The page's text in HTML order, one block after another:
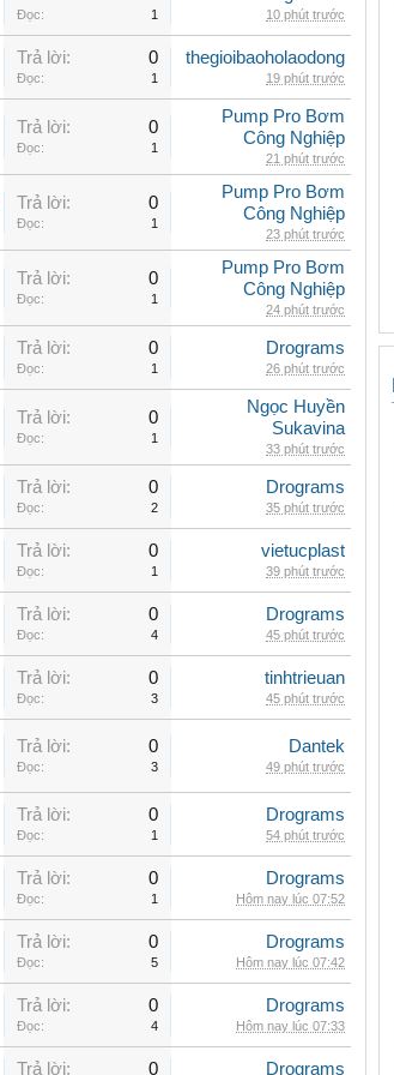
Đọc: 1 10 phút trước
Trả lời: 0
Đọc: 1
thegioibaoholaodong
19 phút trước
Trả lời: 0
Đọc: 1
Pump Pro Bơm
Công Nghiệp
21 phút trước
Trả lời: 0
Đọc: 1
Pump Pro Bơm
Công Nghiệp
23 phút trước
Trả lời: 0
Đọc: 1
Pump Pro Bơm
Công Nghiệp
24 phút trước
Trả lời: 0
Đọc: 1
Drograms
26 phút trước
Trả lời: 0
Đọc: 1
Ngọc Huyền
Sukavina
33 phút trước
Trả lời: 0
Đọc: 2
Drograms
35 phút trước
Trả lời: 0
Đọc: 1
vietucplast
39 phút trước
Trả lời: 0
Đọc: 4
Drograms
45 phút trước
Trả lời: 0
Đọc: 3
tinhtrieuan
45 phút trước
Trả lời: 0
Đọc: 3
Dantek
49 phút trước
Trả lời: 0
Đọc: 1
Drograms
54 phút trước
Trả lời: 0
Đọc: 1
Drograms
Hôm nay lúc 07:52
Trả lời: 0
Đọc: 5
Drograms
Hôm nay lúc 07:42
Trả lời: 0
Đọc: 4
Drograms
Hôm nay lúc 07:33
Trả lời: 0 Drograms